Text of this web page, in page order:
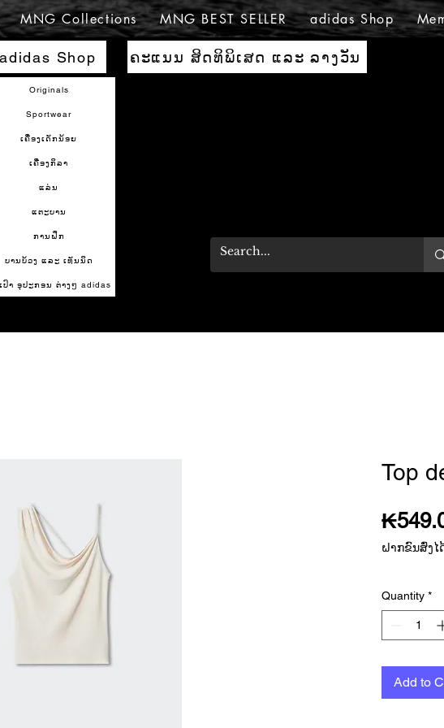
MNG Collections MNG BEST SELLER adidas Shop
adidas Shop ຄະແນນ ສິດທິພິເສດ ແລະ ລາງວັນ
Originals
Sportwear
ເຄື່ອງເດັກນ້ອຍ
ເຄື່ອງກິລາ
ແລ່ນ
ແຕະບານ
ການຝຶກ
ບານບ້ວງ ແລະ ເທັນນິດ
ປົາ ອຸປະກອນ ຕ່າງໆ adidas
Top
ຝາກຂົນສົ່ງໄ
Quantity *
Add to